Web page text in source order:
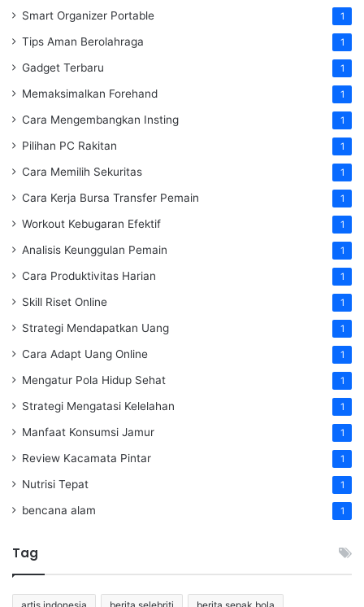
Smart Organizer Portable 1
Tips Aman Berolahraga 1
Gadget Terbaru 1
Memaksimalkan Forehand 1
Cara Mengembangkan Insting 1
Pilihan PC Rakitan 1
Cara Memilih Sekuritas 1
Cara Kerja Bursa Transfer Pemain 1
Workout Kebugaran Efektif 1
Analisis Keunggulan Pemain 1
Cara Produktivitas Harian 1
Skill Riset Online 1
Strategi Mendapatkan Uang 1
Cara Adapt Uang Online 1
Mengatur Pola Hidup Sehat 1
Strategi Mengatasi Kelelahan 1
Manfaat Konsumsi Jamur 1
Review Kacamata Pintar 1
Nutrisi Tepat 1
bencana alam 1
Tag